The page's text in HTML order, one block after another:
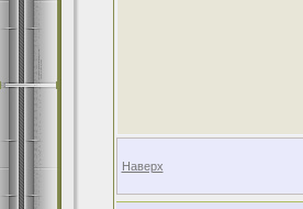
Наверх